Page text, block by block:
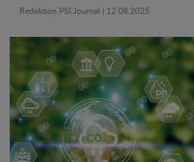
Redaktion PSI Journal | 12.08.2025